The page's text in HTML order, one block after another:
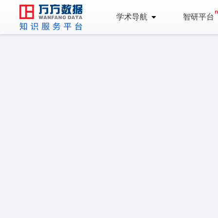
学术导航 智研平台